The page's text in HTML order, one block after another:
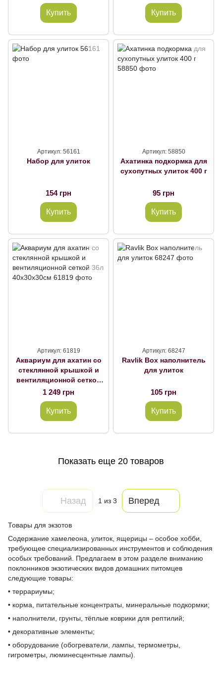
Купить Купить
Артикул: 56161
Набор для улиток
154 грн
Купить
Артикул: 58850
Ахатинка подкормка для
сухопутных улиток 400 г
95 грн
Купить
Артикул: 61819
Аквариум для ахатин со
стеклянной крышкой и
вентиляционной сеткой
36л 40х30х30см
1 249 грн
Купить
Артикул: 68247
Ravlik Box наполнитель
для улиток
105 грн
Купить
Показать еще 20 товаров
Назад 1 из 3 Вперед
Товары для экзотов
Содержание хамелеона, улиток, ящерицы – особое хобби,
требующее специализированных инструментов и соблюдения
особых требований. Предлагаем в этом разделе вниманию
поклонников экзотических видов домашних питомцев
следующие товары:
• террариумы;
• корма, питательные концентраты, минеральные подкормки;
• наполнители, грунты, тёплые коврики для рептилий;
• декоративные элементы;
• оборудование (обогреватели, лампы, термометры,
гигрометры, люминесцентные лампы).